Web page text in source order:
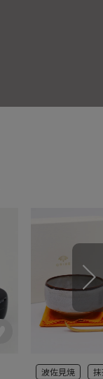
波佐見焼